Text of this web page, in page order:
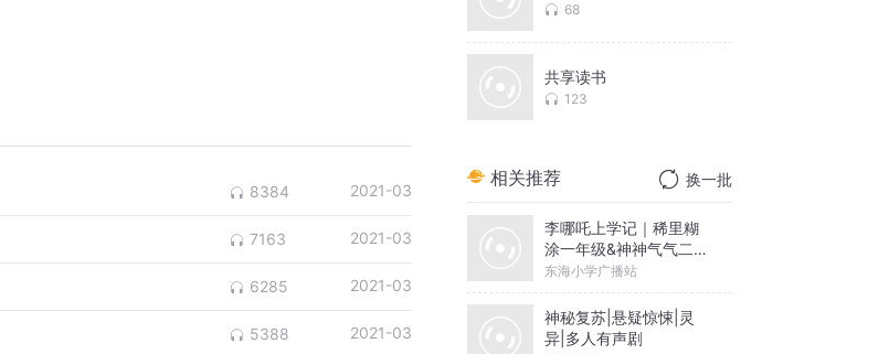
8384 2021-03
7163 2021-03
6285 2021-03
5388 2021-03
68
共享读书
123
相关推荐 换一批
李哪吒上学记｜稀里糊
涂一年级&神神气气二年
级
东海小学广播站
神秘复苏|悬疑惊悚|灵
异|多人有声剧